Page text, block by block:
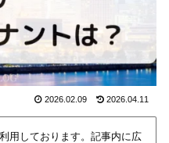
2026.02.09 2026.04.11
用しております。記事内に広